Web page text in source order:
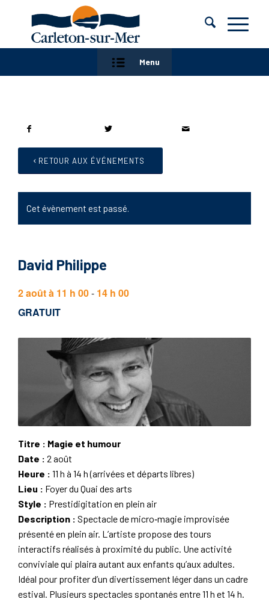
Menu
RETOUR AUX ÉVÉNEMENTS
Cet évènement est passé.
David Philippe
2 août à 11 h 00- 14 h 00
GRATUIT
Titre : Magie et humour
Date : 2 août
Heure : 11 h à 14 h (arrivées et départs libres)
Lieu : Foyer du Quai des arts
Style : Prestidigitation en plein air
Description : Spectacle de micro‑magie improvisée
présenté en plein air. L’artiste propose des tours
interactifs réalisés à proximité du public. Une activité
conviviale qui plaira autant aux enfants qu’aux adultes.
Idéal pour profiter d’un divertissement léger dans un cadre
estival. Plusieurs spectacles spontanés entre 11 h et 14 h.